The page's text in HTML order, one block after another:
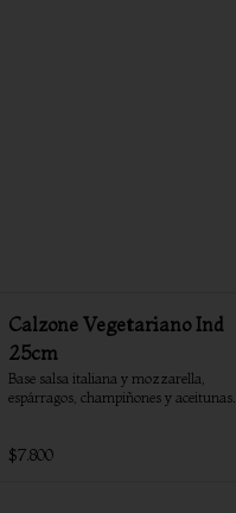
Calzone Vegetariano Ind
25cm
Base salsa italiana y mozzarella,
espárragos, champiñones y aceitunas.
$7.800